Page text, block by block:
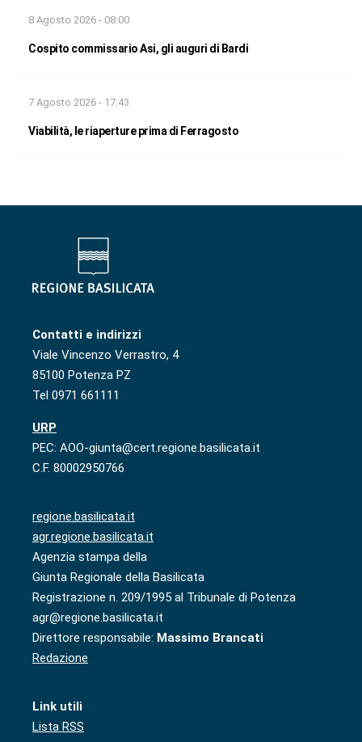
8 Agosto 2026 - 08:00
Cospito commissario Asi, gli auguri di Bardi
7 Agosto 2026 - 17:43
Viabilità, le riaperture prima di Ferragosto
Contatti e indirizzi
Viale Vincenzo Verrastro, 4
85100 Potenza PZ
Tel 0971 661111
URP
PEC: AOO-giunta@cert.regione.basilicata.it
C.F. 80002950766
regione.basilicata.it
agr.regione.basilicata.it
Agenzia stampa della
Giunta Regionale della Basilicata
Registrazione n. 209/1995 al Tribunale di Potenza
agr@regione.basilicata.it
Direttore responsabile: Massimo Brancati
Redazione
Link utili
Lista RSS